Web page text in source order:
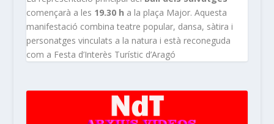
començarà a les 19.30 h a la plaça Major. Aquesta
manifestació combina teatre popular, dansa, sàtira i
personatges vinculats a la natura i està reconeguda
com a Festa d’Interès Turístic d’Aragó